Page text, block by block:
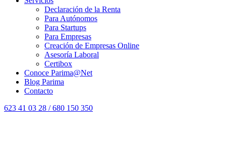
Declaración de la Renta
Para Autónomos
Para Startups
Para Empresas
Creación de Empresas Online
Asesoría Laboral
Certibox
Conoce Parima@Net
Blog Parima
Contacto
623 41 03 28 / 680 150 350